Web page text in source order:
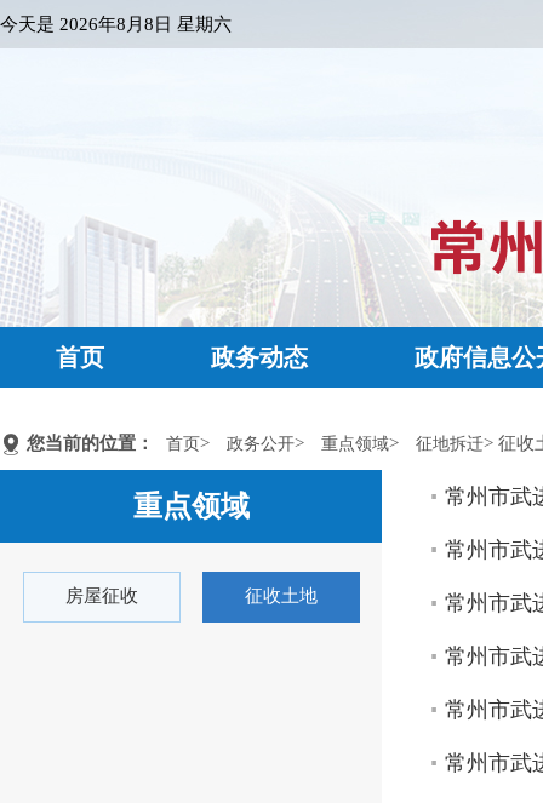
今天是 2026年8月8日 星期六
首页 政务动态 政府信息公
您当前的位置： 首页> 政务公开> 重点领域> 征地拆迁> 征收
重点领域
房屋征收 征收土地
常州市武
常州市武
常州市武
常州市武
常州市武
常州市武